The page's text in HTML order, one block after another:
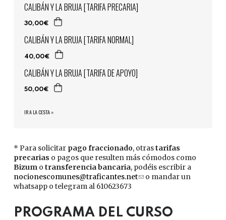
CALIBÁN Y LA BRUJA [TARIFA PRECARIA]
30,00€
CALIBÁN Y LA BRUJA [TARIFA NORMAL]
40,00€
CALIBÁN Y LA BRUJA [TARIFA DE APOYO]
50,00€
IR A LA CESTA »
* Para solicitarpago fraccionado, otrastarifas
precarias o pagos que resulten más cómodos como
Bizum o transferencia bancaria, podéis escribir a
nocionescomunes@traficantes.net(link
mail)
o mandar un
whatsapp o telegram al 610623673
PROGRAMA DEL CURSO